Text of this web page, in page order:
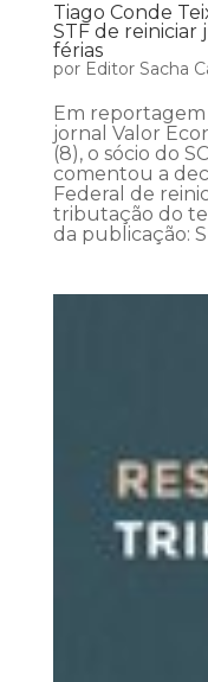
Tiago Conde
STF de
férias
por Editor Sacha
Em reportagem
jornal Valor
(8), o sócio do
comentou a
Federal de
tributação do
da publicação: